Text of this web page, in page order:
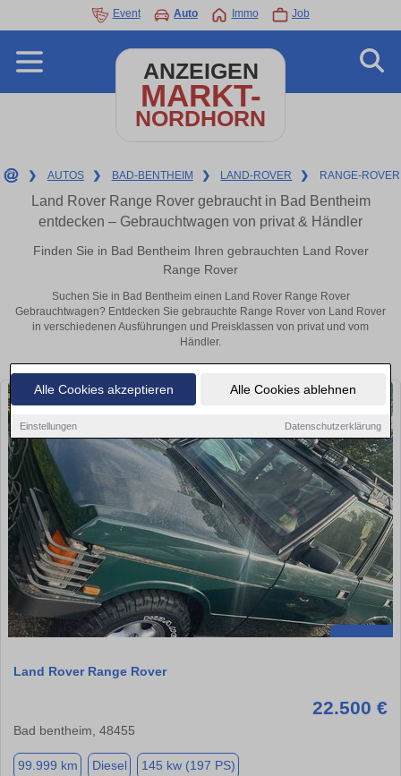
Alle Cookies akzeptieren Alle Cookies ablehnen
Einstellungen Datenschutzerklärung
Event Auto Immo Job
ANZEIGEN
MARKT-
NORDHORN
❯ AUTOS ❯ BAD-BENTHEIM ❯ LAND-ROVER ❯ RANGE-ROVER
Land Rover Range Rover gebraucht in Bad Bentheim
entdecken – Gebrauchtwagen von privat & Händler
Finden Sie in Bad Bentheim Ihren gebrauchten Land Rover
Range Rover
Suchen Sie in Bad Bentheim einen Land Rover Range Rover
Gebrauchtwagen? Entdecken Sie gebrauchte Range Rover von Land Rover
in verschiedenen Ausführungen und Preisklassen von privat und vom
Händler.
Land Rover Range Rover
22.500 €
Bad bentheim, 48455
99.999 km Diesel 145 kw (197 PS)